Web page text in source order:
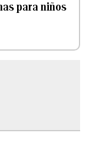
para niños